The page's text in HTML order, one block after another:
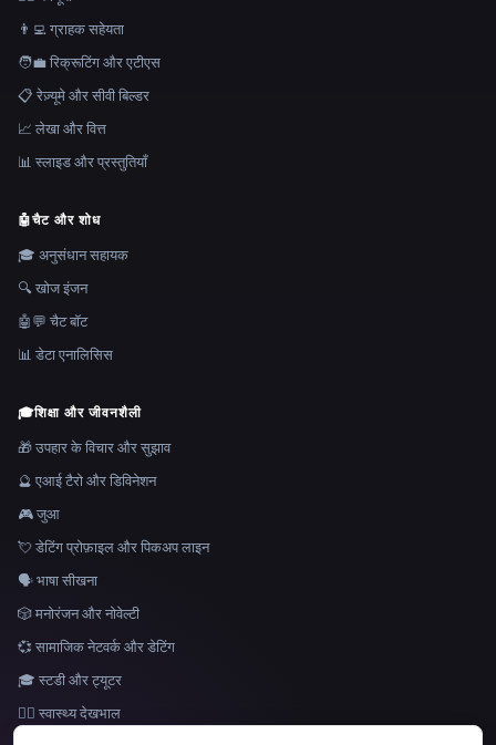
भाषा
👨‍💻 ग्राहक सहेयता
🧑‍💼 रिक्रूटिंग और एटीएस
📋 रेज़्यूमे और सीवी बिल्डर
📈 लेखा और वित्त
📊 स्लाइड और प्रस्तुतियाँ
🤖चैट और शोध
🎓 अनुसंधान सहायक
🔍 खोज इंजन
🤖💬 चैट बॉट
📊 डेटा एनालिसिस
🎓शिक्षा और जीवनशैली
🎁 उपहार के विचार और सुझाव
🔮 एआई टैरो और डिविनेशन
🎮 जुआ
💘 डेटिंग प्रोफ़ाइल और पिकअप लाइन
🗣️ भाषा सीखना
🎲 मनोरंजन और नोवेल्टी
💞 सामाजिक नेटवर्क और डेटिंग
🎓 स्टडी और ट्यूटर
👩‍⚕️ स्वास्थ्य देखभाल